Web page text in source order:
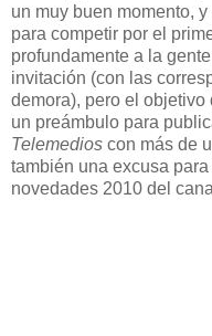
un muy buen momento,
para competir por el
profundamente a la
invitación (con las
demora), pero el
un preámbulo para
Telemedios con más de
también una excusa
novedades 2010 del